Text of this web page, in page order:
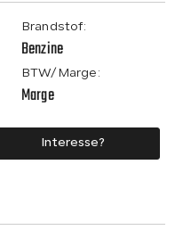
Brandstof:
Benzine
BTW/Marge:
Marge
Interesse?